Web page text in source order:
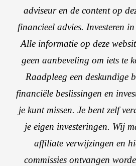
adviseur en de content op
financieel advies. Investeren
Alle informatie op deze
geen aanbeveling om iets te
Raadpleeg een deskundige
financiële beslissingen en
je kunt missen. Je bent zelf
je eigen investeringen. Wij
affiliate verwijzingen en
commissies ontvangen